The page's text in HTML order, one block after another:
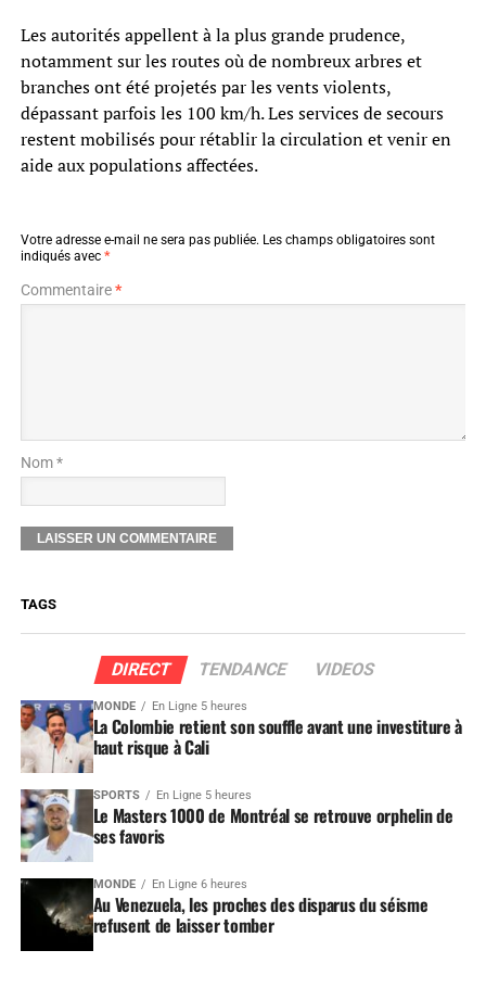
Les autorités appellent à la plus grande prudence,
notamment sur les routes où de nombreux arbres et
branches ont été projetés par les vents violents,
dépassant parfois les 100 km/h. Les services de secours
restent mobilisés pour rétablir la circulation et venir en
aide aux populations affectées.
Votre adresse e-mail ne sera pas publiée. Les champs obligatoires sont
indiqués avec *
Commentaire*
Nom *
TAGS
DIRECT TENDANCE VIDEOS
MONDE En Ligne 5 heures
La Colombie retient son souffle avant une investiture à
haut risque à Cali
SPORTS En Ligne 5 heures
Le Masters 1000 de Montréal se retrouve orphelin de
ses favoris
MONDE En Ligne 6 heures
Au Venezuela, les proches des disparus du séisme
refusent de laisser tomber